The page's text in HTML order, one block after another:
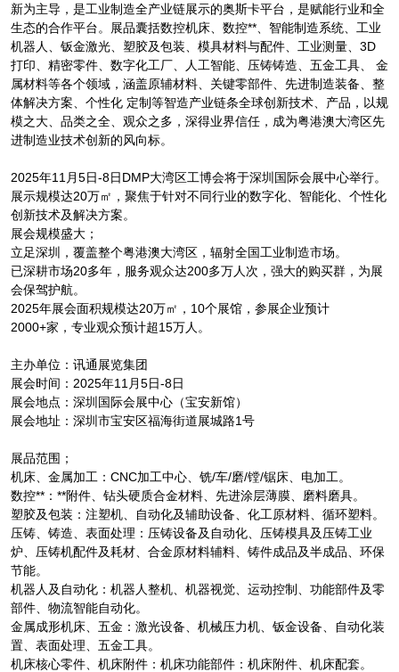
新为主导，是工业制造全产业链展示的奥斯卡平台，是赋能行业和全
生态的合作平台。展品囊括数控机床、数控**、智能制造系统、工业
机器人、钣金激光、塑胶及包装、模具材料与配件、工业测量、3D
打印、精密零件、数字化工厂、人工智能、压铸铸造、五金工具、 金
属材料等各个领域，涵盖原辅材料、关键零部件、先进制造装备、整
体解决方案、个性化 定制等智造产业链条全球创新技术、产品，以规
模之大、品类之全、观众之多，深得业界信任，成为粤港澳大湾区先
进制造业技术创新的风向标。
2025年11月5日-8日DMP大湾区工博会将于深圳国际会展中心举行。
展示规模达20万㎡，聚焦于针对不同行业的数字化、智能化、个性化
创新技术及解决方案。
展会规模盛大；
立足深圳，覆盖整个粤港澳大湾区，辐射全国工业制造市场。
已深耕市场20多年，服务观众达200多万人次，强大的购买群，为展
会保驾护航。
2025年展会面积规模达20万㎡，10个展馆，参展企业预计
2000+家，专业观众预计超15万人。
主办单位：讯通展览集团
展会时间：2025年11月5日-8日
展会地点：深圳国际会展中心（宝安新馆）
展会地址：深圳市宝安区福海街道展城路1号
展品范围；
机床、金属加工：CNC加工中心、铣/车/磨/镗/锯床、电加工。
数控**：**附件、钻头硬质合金材料、先进涂层薄膜、磨料磨具。
塑胶及包装：注塑机、自动化及辅助设备、化工原材料、循环塑料。
压铸、铸造、表面处理：压铸设备及自动化、压铸模具及压铸工业
炉、压铸机配件及耗材、合金原材料辅料、铸件成品及半成品、环保
节能。
机器人及自动化：机器人整机、机器视觉、运动控制、功能部件及零
部件、物流智能自动化。
金属成形机床、五金：激光设备、机械压力机、钣金设备、自动化装
置、表面处理、五金工具。
机床核心零件、机床附件：机床功能部件：机床附件、机床配套。